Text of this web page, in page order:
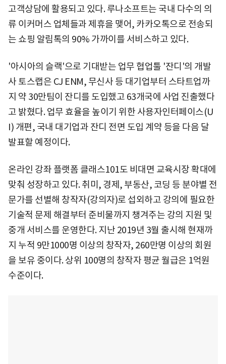
고객상담에 활용되고 있다. 루나소프트는 국내 다수의 의
류 이커머스 업체들과 제휴을 맺어, 카카오톡으로 전송되
는 쇼핑 알림톡의 90% 가까이를 서비스하고 있다.
'아시아의 슬랙'으로 기대받는 업무 협업툴 '잔디'의 개발
사 토스랩은 CJ ENM, 무신사 등 대기업부터 스타트업까
지 약 30만팀이 잔디를 도입했고 63개국에 사업 진출했다
고 밝혔다. 업무 효율을 높이기 위한 사용자인터페이스(U
I) 개편, 국내 대기업과 잔디 전면 도입 계약 등을 다음 달
발표할 예정이다.
온라인 강좌 플랫폼 클래스101도 비대면 교육시장 확대에
맞춰 성장하고 있다. 취미, 경제, 부동산, 코딩 등 분야별 전
문가를 선별해 창작자(강의자)로 섭외하고 강의에 필요한
기술적 문제 해결부터 준비물까지 챙겨주는 강의 지원 및
중개 서비스를 운영한다. 지난 2019년 3월 출시해 현재까
지 누적 9만1000명 이상의 창작자, 260만명 이상의 회원
을 보유 중이다. 상위 100명의 창작자 평균 월급은 1억원
수준이다.